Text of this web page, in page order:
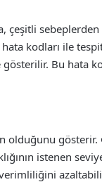
çeşitli sebeplerden
hata kodları ile
Bu hata
olduğunu
istenen